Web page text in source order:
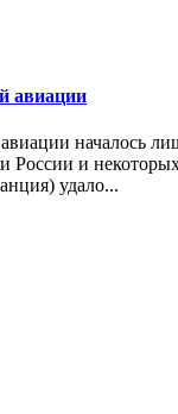
авиации
началось
России и
удало...